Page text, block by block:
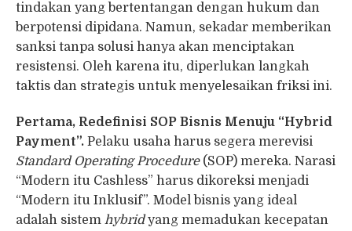
tindakan yang bertentangan dengan hukum dan
berpotensi dipidana. Namun, sekadar memberikan
sanksi tanpa solusi hanya akan menciptakan
resistensi. Oleh karena itu, diperlukan langkah
taktis dan strategis untuk menyelesaikan friksi ini.
Pertama, Redefinisi SOP Bisnis Menuju “Hybrid
Payment”. Pelaku usaha harus segera merevisi
Standard Operating Procedure(SOP) mereka. Narasi
“Modern itu Cashless” harus dikoreksi menjadi
“Modern itu Inklusif”. Model bisnis yang ideal
adalah sistem hybridyang memadukan kecepatan